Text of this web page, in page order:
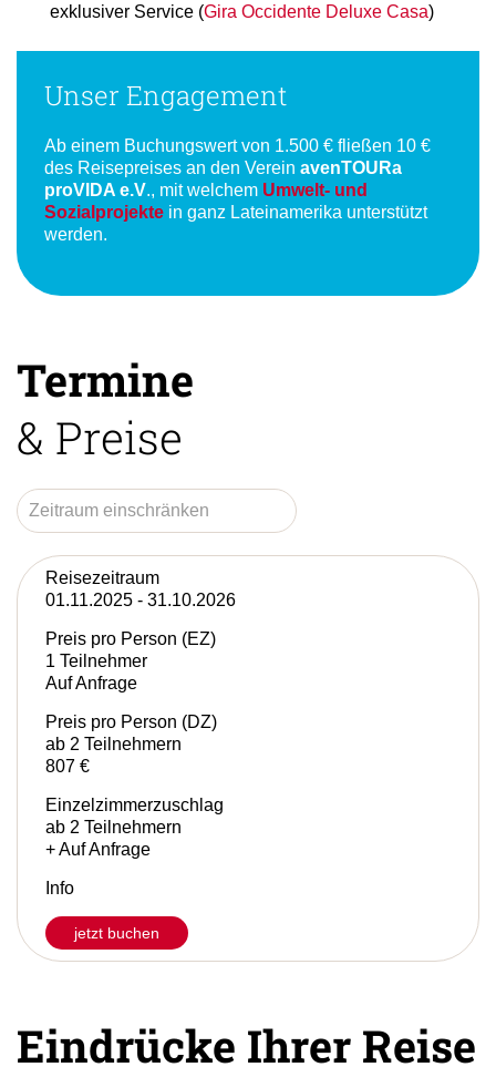
exklusiver Service (Gira Occidente Deluxe Casa)
Unser Engagement
Ab einem Buchungswert von 1.500 € fließen 10 €
des Reisepreises an den Verein avenTOURa
proVIDA e.V., mit welchem Umwelt- und
Sozialprojekte in ganz Lateinamerika unterstützt
werden.
Termine
& Preise
Reisezeitraum
01.11.2025 - 31.10.2026
Preis pro Person (EZ)
1 Teilnehmer
Auf Anfrage
Preis pro Person (DZ)
ab 2 Teilnehmern
807 €
Einzelzimmerzuschlag
ab 2 Teilnehmern
+ Auf Anfrage
Info
jetzt buchen
Eindrücke Ihrer Reise